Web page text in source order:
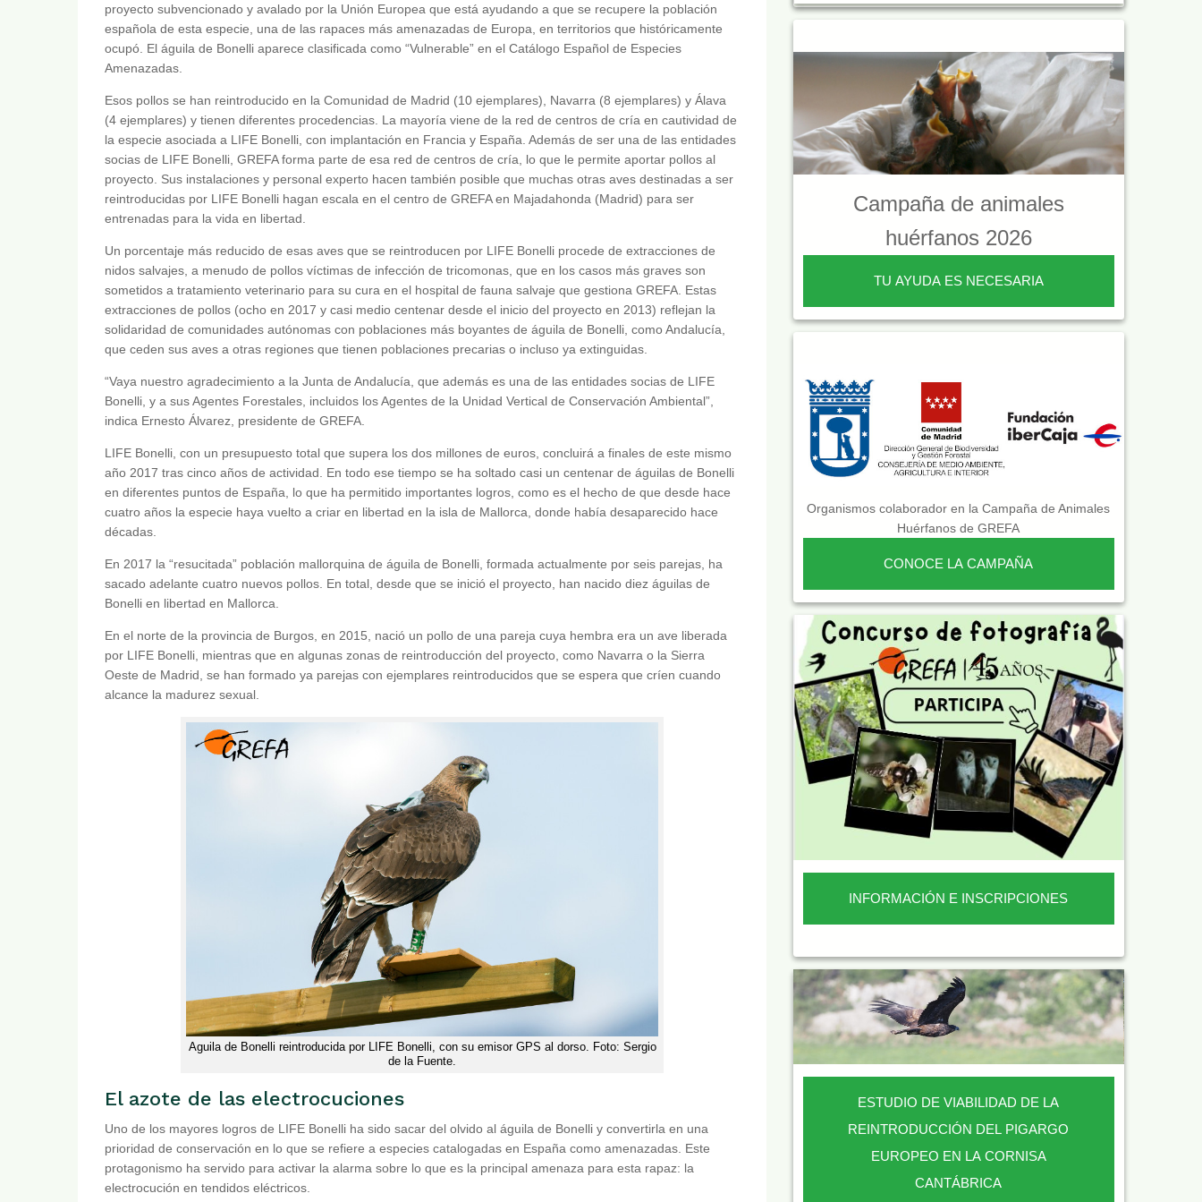
proyecto subvencionado y avalado por la Unión Europea que está ayudando a que se recupere la población
española de esta especie, una de las rapaces más amenazadas de Europa, en territorios que históricamente
ocupó. El águila de Bonelli aparece clasificada como “Vulnerable” en el Catálogo Español de Especies
Amenazadas.
Esos pollos se han reintroducido en la Comunidad de Madrid (10 ejemplares), Navarra (8 ejemplares) y Álava
(4 ejemplares) y tienen diferentes procedencias. La mayoría viene de la red de centros de cría en cautividad de
la especie asociada a LIFE Bonelli, con implantación en Francia y España. Además de ser una de las entidades
socias de LIFE Bonelli, GREFA forma parte de esa red de centros de cría, lo que le permite aportar pollos al
proyecto. Sus instalaciones y personal experto hacen también posible que muchas otras aves destinadas a ser
reintroducidas por LIFE Bonelli hagan escala en el centro de GREFA en Majadahonda (Madrid) para ser
entrenadas para la vida en libertad.
Un porcentaje más reducido de esas aves que se reintroducen por LIFE Bonelli procede de extracciones de
nidos salvajes, a menudo de pollos víctimas de infección de tricomonas, que en los casos más graves son
sometidos a tratamiento veterinario para su cura en el hospital de fauna salvaje que gestiona GREFA. Estas
extracciones de pollos (ocho en 2017 y casi medio centenar desde el inicio del proyecto en 2013) reflejan la
solidaridad de comunidades autónomas con poblaciones más boyantes de águila de Bonelli, como Andalucía,
que ceden sus aves a otras regiones que tienen poblaciones precarias o incluso ya extinguidas.
“Vaya nuestro agradecimiento a la Junta de Andalucía, que además es una de las entidades socias de LIFE
Bonelli, y a sus Agentes Forestales, incluidos los Agentes de la Unidad Vertical de Conservación Ambiental”,
indica Ernesto Álvarez, presidente de GREFA.
LIFE Bonelli, con un presupuesto total que supera los dos millones de euros, concluirá a finales de este mismo
año 2017 tras cinco años de actividad. En todo ese tiempo se ha soltado casi un centenar de águilas de Bonelli
en diferentes puntos de España, lo que ha permitido importantes logros, como es el hecho de que desde hace
cuatro años la especie haya vuelto a criar en libertad en la isla de Mallorca, donde había desaparecido hace
décadas.
En 2017 la “resucitada” población mallorquina de águila de Bonelli, formada actualmente por seis parejas, ha
sacado adelante cuatro nuevos pollos. En total, desde que se inició el proyecto, han nacido diez águilas de
Bonelli en libertad en Mallorca.
En el norte de la provincia de Burgos, en 2015, nació un pollo de una pareja cuya hembra era un ave liberada
por LIFE Bonelli, mientras que en algunas zonas de reintroducción del proyecto, como Navarra o la Sierra
Oeste de Madrid, se han formado ya parejas con ejemplares reintroducidos que se espera que críen cuando
alcance la madurez sexual.
Aguila de Bonelli reintroducida por LIFE Bonelli, con su emisor GPS al dorso. Foto: Sergio
de la Fuente.
El azote de las electrocuciones
Uno de los mayores logros de LIFE Bonelli ha sido sacar del olvido al águila de Bonelli y convertirla en una
prioridad de conservación en lo que se refiere a especies catalogadas en España como amenazadas. Este
protagonismo ha servido para activar la alarma sobre lo que es la principal amenaza para esta rapaz: la
electrocución en tendidos eléctricos.
Campaña de animales
huérfanos 2026
TU AYUDA ES NECESARIA
Organismos colaborador en la Campaña de Animales
Huérfanos de GREFA
CONOCE LA CAMPAÑA
INFORMACIÓN E INSCRIPCIONES
ESTUDIO DE VIABILIDAD DE LA
REINTRODUCCIÓN DEL PIGARGO
EUROPEO EN LA CORNISA
CANTÁBRICA